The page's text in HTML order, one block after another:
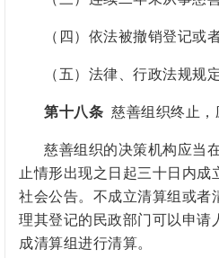
（四）依法被撤销登记或
（五）法律、行政法规规
第十八条 慈善组织终止，
慈善组织的决策机构应当
止情形出现之日起三十日内成
社会公告。不成立清算组或者
理其登记的 民政部门可以申请
成清算组进行清算。